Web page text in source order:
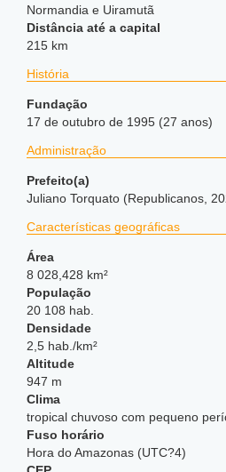
Normandia e Uiramutã
Distância até a capital
215 km
História
Fundação
17 de outubro de 1995 (27 anos)
Administração
Prefeito(a)
Juliano Torquato (Republicanos,
Características geográficas
Área
8 028,428 km²
População
20 108 hab.
Densidade
2,5 hab./km²
Altitude
947 m
Clima
tropical chuvoso com pequeno
Fuso horário
Hora do Amazonas (UTC?4)